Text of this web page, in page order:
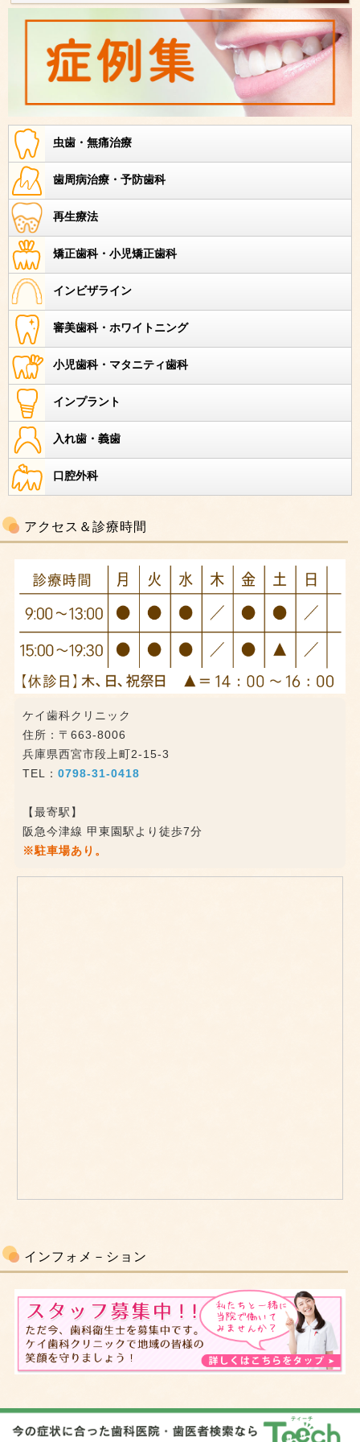
虫歯・無痛治療
歯周病治療・予防歯科
再生療法
矯正歯科・小児矯正歯科
インビザライン
審美歯科・ホワイトニング
小児歯科・マタニティ歯科
インプラント
入れ歯・義歯
口腔外科
アクセス＆診療時間
ケイ歯科クリニック
住所：〒663-8006
兵庫県西宮市段上町2-15-3
TEL： 0798-31-0418
【最寄駅】
阪急今津線 甲東園駅より徒歩7分
※駐車場あり。
インフォメ－ション